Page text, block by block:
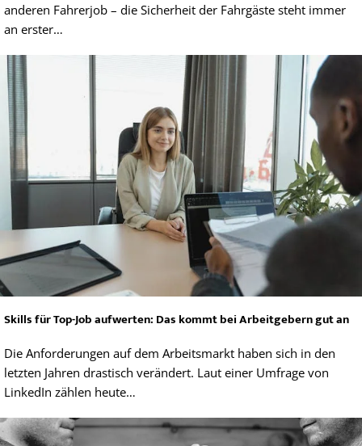
anderen Fahrerjob – die Sicherheit der Fahrgäste steht immer
an erster…
Skills für Top-Job aufwerten: Das kommt bei Arbeitgebern gut an
Die Anforderungen auf dem Arbeitsmarkt haben sich in den
letzten Jahren drastisch verändert. Laut einer Umfrage von
LinkedIn zählen heute…